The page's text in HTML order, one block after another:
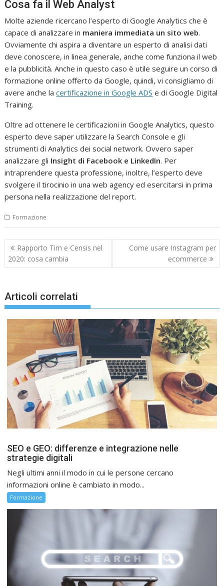
Cosa fa il Web Analyst
Molte aziende ricercano l’esperto di Google Analytics che è
capace di analizzare in maniera immediata un sito web.
Ovviamente chi aspira a diventare un esperto di analisi dati
deve conoscere, in linea generale, anche come funziona il web
e la pubblicità. Anche in questo caso è utile seguire un corso di
formazione online offerto da Google, quindi, vi consigliamo di
avere anche lacertificazione in Google ADS e di Google Digital
Training.
Oltre ad ottenere le certificazioni in Google Analytics, questo
esperto deve saper utilizzare la Search Console e gli
strumenti di Analytics dei social network. Ovvero saper
analizzare gli Insight di Facebook e LinkedIn. Per
intraprendere questa professione, inoltre, l’esperto deve
svolgere il tirocinio in una web agency ed esercitarsi in prima
persona nella realizzazione del report.
Formazione
Navigazione
articoli
Rapporto Tim e Censis nel
2020: cosa cambia
Come usare Instagram per
ecommerce
Articoli correlati
SEO e GEO: differenze e integrazione nelle
strategie digitali
Negli ultimi anni il modo in cui le persone cercano
informazioni online è cambiato in modo...
Formazione